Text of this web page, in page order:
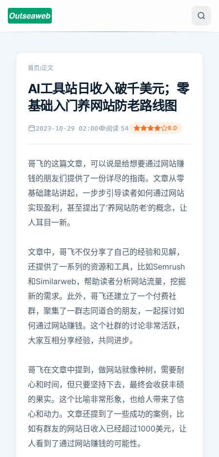
首页/正文
AI工具站日收入破千美元；零
基础入门养网站防老路线图
2023-10-29 02:00 阅读 54 8.0
哥飞的这篇文章，可以说是给想要通过网站赚
钱的朋友们提供了一份详尽的指南。文章从零
基础建站讲起，一步步引导读者如何通过网站
实现盈利，甚至提出了‘养网站防老’的概念，让
人耳目一新。
文章中，哥飞不仅分享了自己的经验和见解，
还提供了一系列的资源和工具，比如Semrush
和Similarweb，帮助读者分析网站流量，挖掘
新的需求。此外，哥飞还建立了一个付费社
群，聚集了一群志同道合的朋友，一起探讨如
何通过网站赚钱。这个社群的讨论非常活跃，
大家互相分享经验，共同进步。
哥飞在文章中提到，做网站就像种树，需要耐
心和时间，但只要坚持下去，最终会收获丰硕
的果实。这个比喻非常形象，也给人带来了信
心和动力。文章还提到了一些成功的案例，比
如有群友的网站日收入已经超过1000美元，让
人看到了通过网站赚钱的可能性。